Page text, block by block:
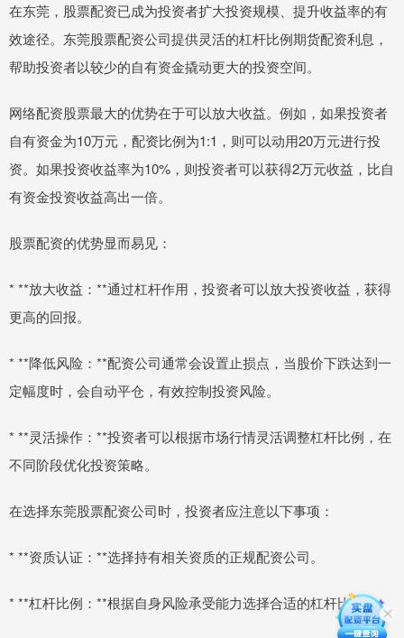
在东莞，股票配资已成为投资者扩大投资规模、提升收益率的有
效途径。东莞股票配资公司提供灵活的杠杆比例期货配资利息，
帮助投资者以较少的自有资金撬动更大的投资空间。
网络配资股票最大的优势在于可以放大收益。例如，如果投资者
自有资金为10万元，配资比例为1:1，则可以动用20万元进行投
资。如果投资收益率为10%，则投资者可以获得2万元收益，比自
有资金投资收益高出一倍。
股票配资的优势显而易见：
* **放大收益：**通过杠杆作用，投资者可以放大投资收益，获得
更高的回报。
* **降低风险：**配资公司通常会设置止损点，当股价下跌达到一
定幅度时，会自动平仓，有效控制投资风险。
* **灵活操作：**投资者可以根据市场行情灵活调整杠杆比例，在
不同阶段优化投资策略。
在选择东莞股票配资公司时，投资者应注意以下事项：
* **资质认证：**选择持有相关资质的正规配资公司。
* **杠杆比例：**根据自身风险承受能力选择合适的杠杆比例。